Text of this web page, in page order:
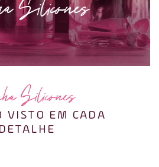
Silicones
VISTO EM CADA
DETALHE